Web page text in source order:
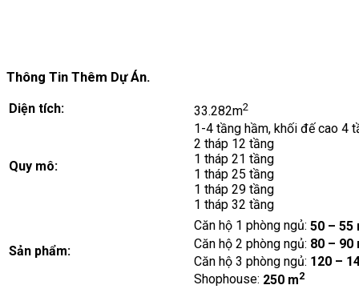
Thông Tin Thêm Dự Án.
Diện tích: 33.282m2
Quy mô:
1-4 tầng hầm, khối đế cao 4
2 tháp 12 tầng
1 tháp 21 tầng
1 tháp 25 tầng
1 tháp 29 tầng
1 tháp 32 tầng
Sản phẩm:
Căn hộ 1 phòng ngủ: 50 – 55
Căn hộ 2 phòng ngủ: 80 – 90
Căn hộ 3 phòng ngủ: 120 –
Shophouse: 250 m2